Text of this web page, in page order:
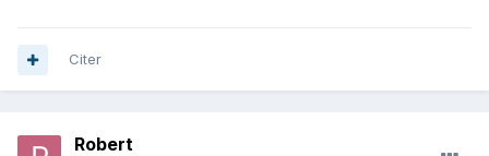
Citer
Robert